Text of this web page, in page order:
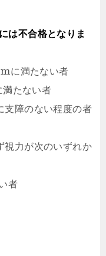
は不合格となりま
mに満たない者
満たない者
支障のない程度の者
視力が次のいずれか
者